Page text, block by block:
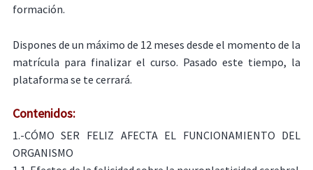
formación.
Dispones de un máximo de 12 meses desde el momento de la
matrícula para finalizar el curso. Pasado este tiempo, la
plataforma se te cerrará.
Contenidos:
1.-CÓMO SER FELIZ AFECTA EL FUNCIONAMIENTO DEL
ORGANISMO